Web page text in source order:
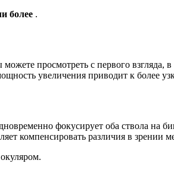
более .
увеличения приводит к более
компенсировать различия в зрении